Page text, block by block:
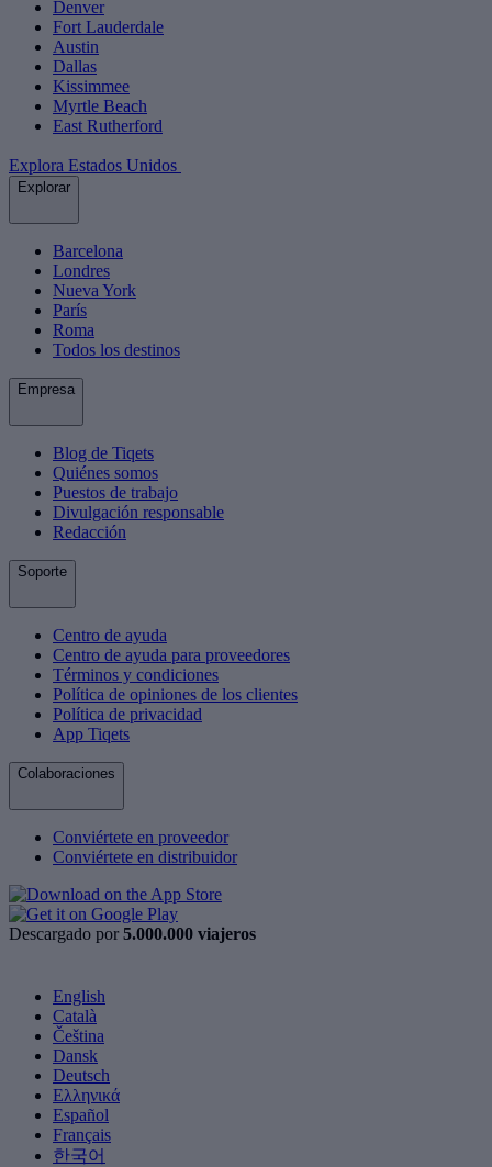
Denver
Fort Lauderdale
Austin
Dallas
Kissimmee
Myrtle Beach
East Rutherford
Explora Estados Unidos
Explorar
Barcelona
Londres
Nueva York
París
Roma
Todos los destinos
Empresa
Blog de Tiqets
Quiénes somos
Puestos de trabajo
Divulgación responsable
Redacción
Soporte
Centro de ayuda
Centro de ayuda para proveedores
Términos y condiciones
Política de opiniones de los clientes
Política de privacidad
App Tiqets
Colaboraciones
Conviértete en proveedor
Conviértete en distribuidor
Descargado por 5.000.000 viajeros
English
Català
Čeština
Dansk
Deutsch
Ελληνικά
Español
Français
한국어